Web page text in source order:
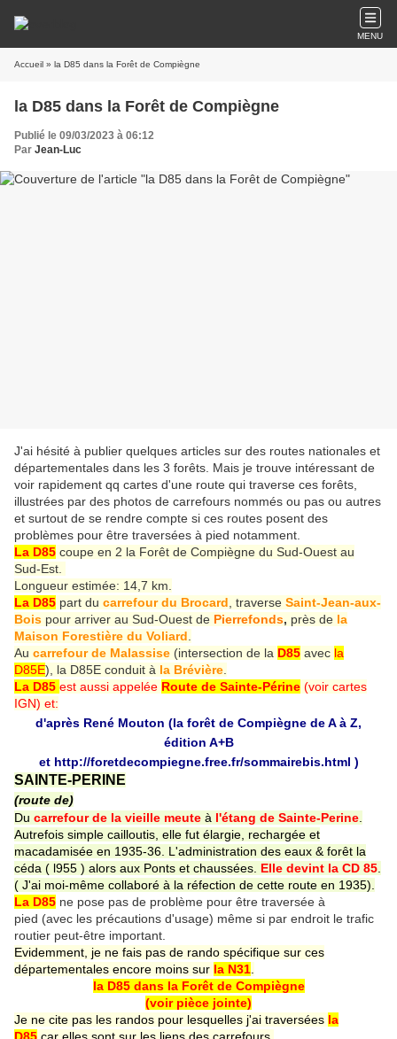
MENU
Accueil » la D85 dans la Forêt de Compiègne
la D85 dans la Forêt de Compiègne
Publié le 09/03/2023 à 06:12
Par Jean-Luc
J'ai hésité à publier quelques articles sur des routes nationales et
départementales dans les 3 forêts. Mais je trouve intéressant de
voir rapidement qq cartes d'une route qui traverse ces forêts,
illustrées par des photos de carrefours nommés ou pas ou autres
et surtout de se rendre compte si ces routes posent des
problèmes pour être traversées à pied notamment.
La D85 coupe en 2 la Forêt de Compiègne du Sud-Ouest au
Sud-Est.
Longueur estimée: 14,7 km.
La D85 part du carrefour du Brocard , traverse Saint-Jean-aux-
Bois pour arriver au Sud-Ouest de Pierrefonds, près de la
Maison Forestière du Voliard
Au carrefour de Malassise (intersection de la D85 avec la
D85E), la D85E conduit à la Brévière
La D85 est aussi appelée Route de Sainte-Périne (voir cartes
IGN) et:
d'après René Mouton (la forêt de Compiègne de A à Z,
édition A+B
et http://foretdecompiegne.free.fr/sommairebis.html )
SAINTE-PERINE
(route de)
Du carrefour de la vieille meute à l'étang de Sainte-Perine
Autrefois simple cailloutis, elle fut élargie, rechargée et
macadamisée en 1935-36. L'administration des eaux & forêt la
céda ( l955 ) alors aux Ponts et chaussées. Elle devint la CD 85
( J'ai moi-même collaboré à la réfection de cette route en 1935).
La D85 ne pose pas de problème pour être traversée à
pied (avec les précautions d'usage) même si par endroit le trafic
routier peut-être important.
Evidemment, je ne fais pas de rando spécifique sur ces
départementales encore moins sur la N31
la D85 dans la Forêt de Compiègne
(voir pièce jointe)
Je ne cite pas les randos pour lesquelles j'ai traversées la